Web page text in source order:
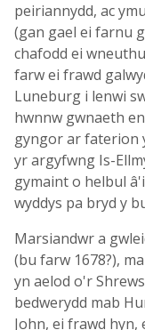
peiriannydd, ac
(gan gael ei farnu
chafodd ei
farw ei frawd
Luneburg i lenwi
hwnnw gwnaeth
gyngor ar faterion
yr argyfwng Is-
gymaint o helbul
wyddys pa bryd y
Marsiandwr a
(bu farw 1678?),
yn aelod o'r
bedwerydd mab
John, ei frawd